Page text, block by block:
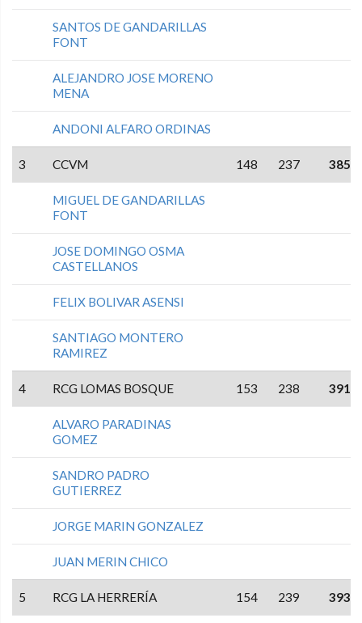
SANTOS DE GANDARILLAS
FONT
ALEJANDRO JOSE MORENO
MENA
ANDONI ALFARO ORDINAS
3 CCVM 148 237 385
MIGUEL DE GANDARILLAS
FONT
JOSE DOMINGO OSMA
CASTELLANOS
FELIX BOLIVAR ASENSI
SANTIAGO MONTERO
RAMIREZ
4 RCG LOMAS BOSQUE 153 238 391
ALVARO PARADINAS
GOMEZ
SANDRO PADRO
GUTIERREZ
JORGE MARIN GONZALEZ
JUAN MERIN CHICO
5 RCG LA HERRERÍA 154 239 393